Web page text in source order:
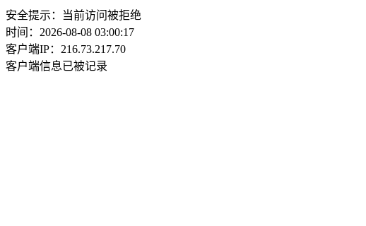
安全提示：当前访问被拒绝
时间：2026-08-08 03:00:17
客户端IP：216.73.217.70
客户端信息已被记录